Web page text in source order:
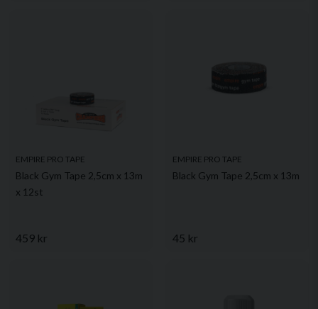
EMPIRE PRO TAPE
Black Gym Tape 2,5cm x 13m
x 12st
459 kr
EMPIRE PRO TAPE
Black Gym Tape 2,5cm x 13m
45 kr